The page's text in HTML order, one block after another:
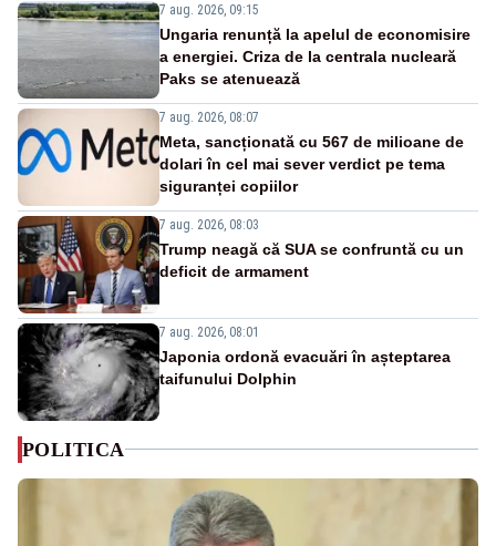
7 aug. 2026, 09:15
Ungaria renunță la apelul de economisire
a energiei. Criza de la centrala nucleară
Paks se atenuează
7 aug. 2026, 08:07
Meta, sancționată cu 567 de milioane de
dolari în cel mai sever verdict pe tema
siguranței copiilor
7 aug. 2026, 08:03
Trump neagă că SUA se confruntă cu un
deficit de armament
7 aug. 2026, 08:01
Japonia ordonă evacuări în așteptarea
taifunului Dolphin
POLITICA